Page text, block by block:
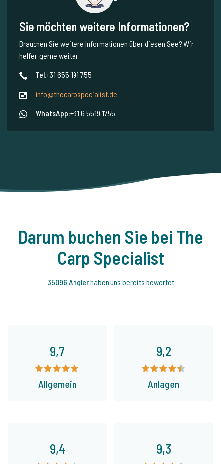
Sie möchten weitere Informationen?
Brauchen Sie weitere Informationen über diesen See? Wir
helfen gerne weiter
Tel.+31 655 191 755
info@thecarpspecialist.de
WhatsApp:+31 6 5519 1755
Darum buchen Sie bei The
Carp Specialist
35096 Anglerhaben uns bereits bewertet
9,7
Allgemein
9,2
Anlagen
9,4 9,3